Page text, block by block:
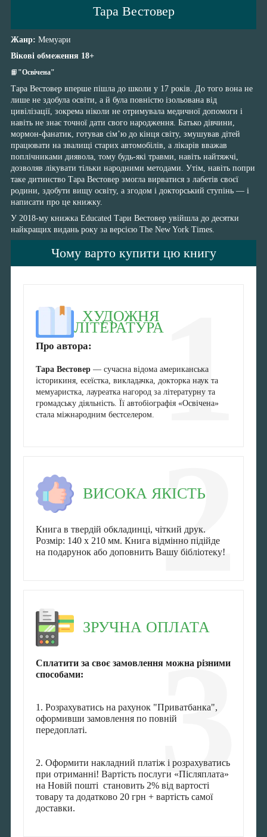
Тара Вестовер
Жанр: Мемуари
Вікові обмеження 18+
📙 "Освічена"
Тара Вестовер вперше пішла до школи у 17 років. До того вона не
лише не здобула освіти, а й була повністю ізольована від
цивілізації, зокрема ніколи не отримувала медичної допомоги і
навіть не знає точної дати свого народження. Батько дівчини,
мормон-фанатик, готував сім’ю до кінця світу, змушував дітей
працювати на звалищі старих автомобілів, а лікарів вважав
поплічниками диявола, тому будь-які травми, навіть найтяжчі,
дозволяв лікувати тільки народними методами. Утім, навіть попри
таке дитинство Тара Вестовер змогла вирватися з лабетів своєї
родини, здобути вищу освіту, а згодом і докторський ступінь — і
написати про це книжку.
У 2018-му книжка Educated Тари Вестовер увійшла до десятки
найкращих видань року за версією The New York Times.
Чому варто купити цю книгу
1
ХУДОЖНЯ
ЛІТЕРАТУРА
Про автора:
Тара Вестовер — сучасна відома американська
історикиня, есеїстка, викладачка, докторка наук та
мемуаристка, лауреатка нагород за літературну та
громадську діяльність. Її автобіографія «Освічена»
стала міжнародним бестселером.
2
ВИСОКА ЯКІСТЬ
Книга в твердій обкладинці, чіткий друк.
Розмір: 140 x 210 мм. Книга відмінно підійде
на подарунок або доповнить Вашу бібліотеку!
3
ЗРУЧНА ОПЛАТА
Сплатити за своє замовлення можна різними
способами:
1. Розрахуватись на рахунок "Приватбанка",
оформивши замовлення по повній
передоплаті.
2. Оформити накладний платіж і розрахуватись
при отриманні! Вартість послуги «Післяплата»
на Новій пошті становить 2% від вартості
товару та додатково 20 грн + вартість самої
доставки.